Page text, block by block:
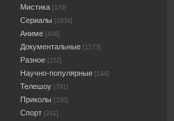
Мистика [179]
Сериалы [1839]
Аниме [408]
Документальные [1573]
Разное [152]
Научно-популярные [144]
Телешоу [791]
Приколы [336]
Спорт [241]